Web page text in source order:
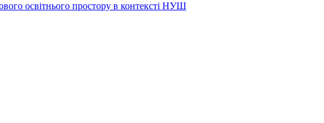
освітнього простору в контексті НУШ